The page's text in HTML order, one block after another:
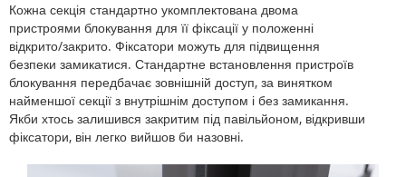
Кожна секція стандартно укомплектована двома
пристроями блокування для її фіксації у положенні
відкрито/закрито. Фіксатори можуть для підвищення
безпеки замикатися. Стандартне встановлення пристроїв
блокування передбачає зовнішній доступ, за винятком
найменшої секції з внутрішнім доступом і без замикання.
Якби хтось залишився закритим під павільйоном, відкривши
фіксатори, він легко вийшов би назовні.